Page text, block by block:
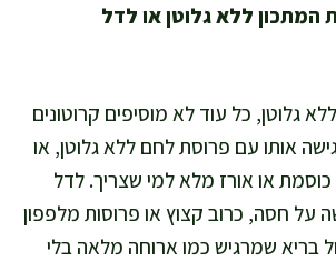
המתכון ללא גלוטן או לדל
גלוטן, כל עוד לא מוסיפים קרוטונים
אותו עם פרוסת לחם ללא גלוטן, או
או אורז מלא למי שצריך. לדל
על חסה, כרוב קצוץ או פרוסות מלפפון
בריא שמרגיש כמו ארוחה מלאה בלי